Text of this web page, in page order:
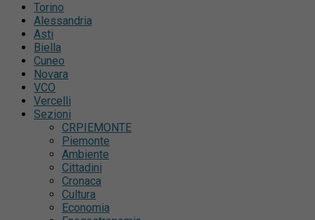
Torino
Alessandria
Asti
Biella
Cuneo
Novara
VCO
Vercelli
Sezioni
CRPIEMONTE
Piemonte
Ambiente
Cittadini
Cronaca
Cultura
Economia